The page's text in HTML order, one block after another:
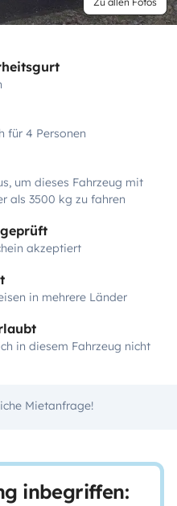
für 4 Personen
um dieses Fahrzeug mit
als 3500 kg zu fahren
akzeptiert
in mehrere Länder
in diesem Fahrzeug nicht
Mietanfrage!
inbegriffen: